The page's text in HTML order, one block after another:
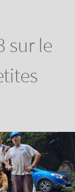
sur le